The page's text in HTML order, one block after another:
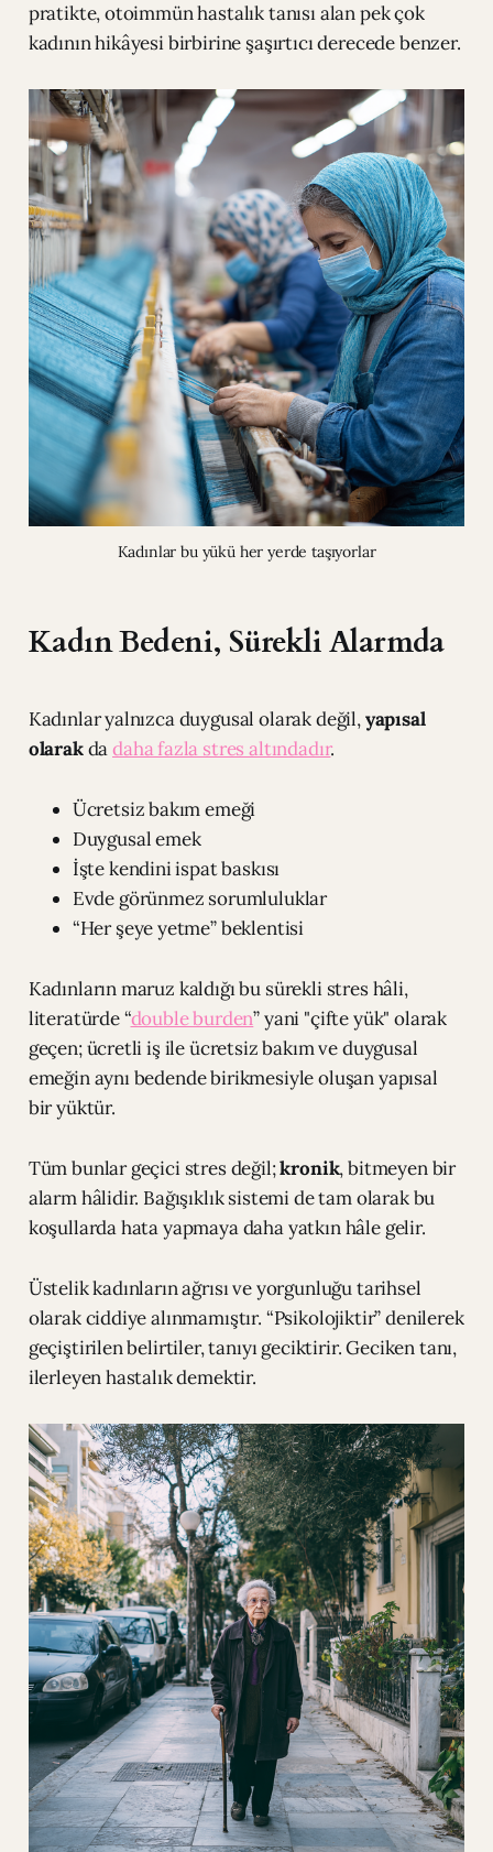
pratikte, otoimmün hastalık tanısı alan pek çok
kadının hikâyesi birbirine şaşırtıcı derecede benzer.
Kadınlar bu yükü her yerde taşıyorlar
Kadın Bedeni, Sürekli Alarmda
Kadınlar yalnızca duygusal olarak değil,yapısal
olarakdadaha fazla stres altındadır.
Ücretsiz bakım emeği
Duygusal emek
İşte kendini ispat baskısı
Evde görünmez sorumluluklar
“Her şeye yetme” beklentisi
Kadınların maruz kaldığı bu sürekli stres hâli,
literatürde “double burden” yani "çifte yük" olarak
geçen; ücretli iş ile ücretsiz bakım ve duygusal
emeğin aynı bedende birikmesiyle oluşan yapısal
bir yüktür.
Tüm bunlar geçici stres değil;kronik, bitmeyen bir
alarm hâlidir. Bağışıklık sistemi de tam olarak bu
koşullarda hata yapmaya daha yatkın hâle gelir.
Üstelik kadınların ağrısı ve yorgunluğu tarihsel
olarak ciddiye alınmamıştır. “Psikolojiktir” denilerek
geçiştirilen belirtiler, tanıyı geciktirir. Geciken tanı,
ilerleyen hastalık demektir.